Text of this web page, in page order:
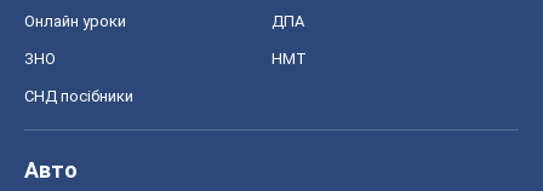
Онлайн уроки ДПА
ЗНО НМТ
СНД посібники
Авто